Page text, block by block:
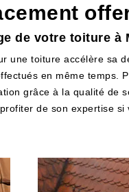
de votre toiture à
une toiture accélère sa
en même temps.
grâce à la qualité de
de son expertise si